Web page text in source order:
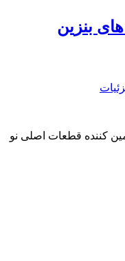
بنزین
کننده قطعات اصلی نو